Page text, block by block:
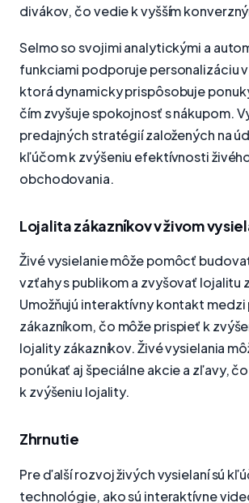
divákov, čo vedie k vyšším
Selmo so svojimi analytickými a
funkciami podporuje personalizáciu
ktorá dynamicky prispôsobuje
čím zvyšuje spokojnosť s nákupom.
predajných stratégií založených na
kľúčom k zvýšeniu efektívnosti
obchodovania.
Lojalita zákazníkov v živom
Živé vysielanie môže pomôcť
vzťahy s publikom a zvyšovať lojalitu
Umožňujú interaktívny kontakt
zákazníkom, čo môže prispieť k
lojality zákazníkov. Živé vysielania
ponúkať aj špeciálne akcie a zľavy,
k zvýšeniu lojality.
Zhrnutie
Pre ďalší rozvoj živých vysielaní sú
technológie, ako sú interaktívne